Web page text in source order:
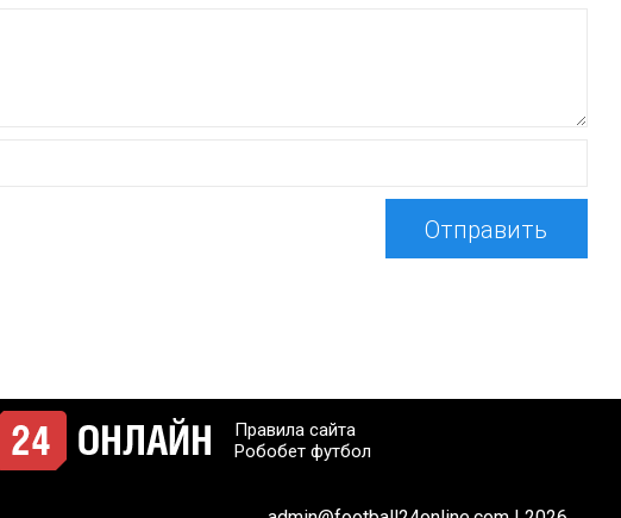
Отправить
Правила сайта
Робобет футбол